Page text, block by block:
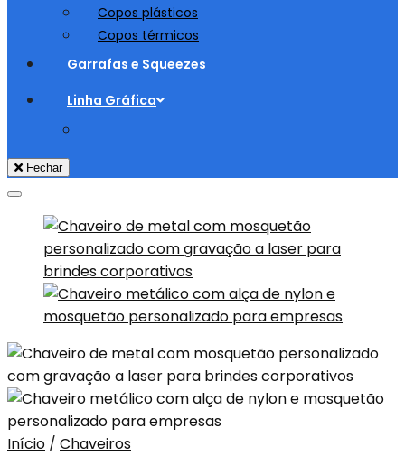
Copos plásticos
Copos térmicos
Garrafas e Squeezes
Linha Gráfica
Fechar
Início / Chaveiros